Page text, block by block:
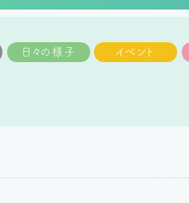
日々の様子 イベント